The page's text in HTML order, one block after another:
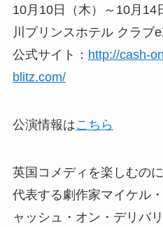
10月10日（木）～10月
川プリンスホテル クラブ
公式サイト： http://cash-
blitz.com/
公演情報はこちら
英国コメディを楽しむの
代表する劇作家マイケル
ャッシュ・オン・デリバ